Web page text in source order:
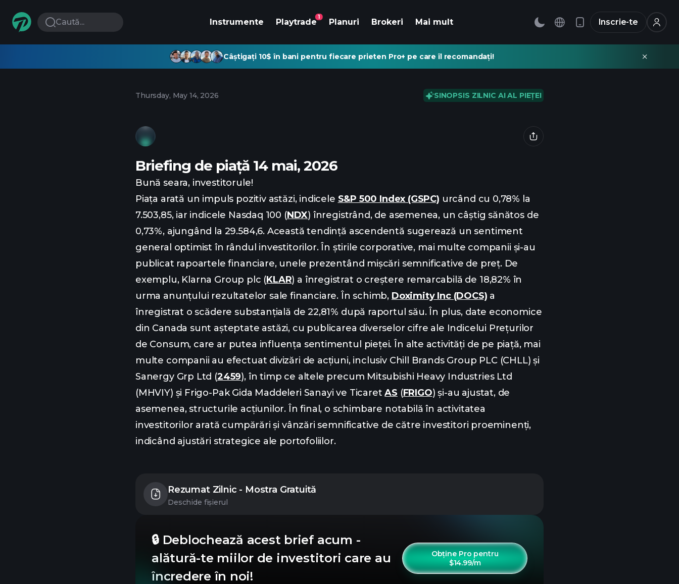
Caută... Instrumente Playtrade
1
Planuri Brokeri Mai mult Inscrie-te
Câștigați 10$ în bani pentru fiecare prieten Pro+ pe care îl recomandați!
Thursday, May 14, 2026 SINOPSIS ZILNIC AI AL PIEȚEI
Briefing de piață 14 mai, 2026
Bună seara, investitorule!
Piața arată un impuls pozitiv astăzi, indicele S&P 500 Index (GSPC) urcând cu 0,78% la
7.503,85, iar indicele Nasdaq 100 (NDX) înregistrând, de asemenea, un câștig sănătos de
0,73%, ajungând la 29.584,6. Această tendință ascendentă sugerează un sentiment
general optimist în rândul investitorilor. În știrile corporative, mai multe companii și-au
publicat rapoartele financiare, unele prezentând mișcări semnificative de preț. De
exemplu, Klarna Group plc (KLAR) a înregistrat o creștere remarcabilă de 18,82% în
urma anunțului rezultatelor sale financiare. În schimb, Doximity Inc (DOCS) a
înregistrat o scădere substanțială de 22,81% după raportul său. În plus, date economice
din Canada sunt așteptate astăzi, cu publicarea diverselor cifre ale Indicelui Prețurilor
de Consum, care ar putea influența sentimentul pieței. În alte activități de pe piață, mai
multe companii au efectuat divizări de acțiuni, inclusiv Chill Brands Group PLC (CHLL) și
Sanergy Grp Ltd (2459), în timp ce altele precum Mitsubishi Heavy Industries Ltd
(MHVIY) și Frigo-Pak Gida Maddeleri Sanayi ve TicaretAS (FRIGO) și-au ajustat, de
asemenea, structurile acțiunilor. În final, o schimbare notabilă în activitatea
investitorilor arată cumpărări și vânzări semnificative de către investitori proeminenți,
indicând ajustări strategice ale portofoliilor.
Rezumat Zilnic - Mostra Gratuită
Deschide fișierul
🔒 Deblochează acest brief acum -
alătură-te miilor de investitori care au
încredere în noi!
Obține Pro pentru
$14.99/m